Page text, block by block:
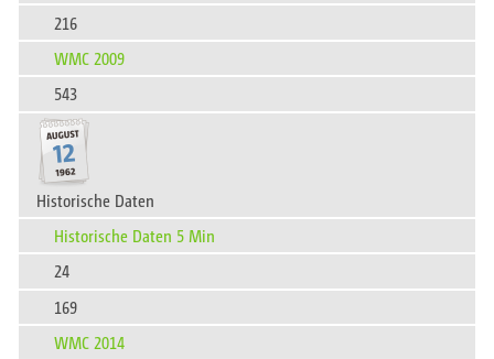
216
WMC 2009
543
Historische Daten
Historische Daten 5 Min
24
169
WMC 2014